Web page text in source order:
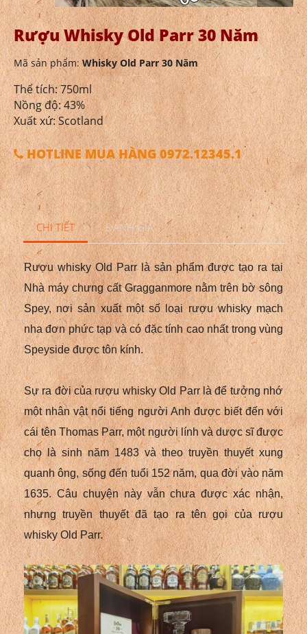
Rượu Whisky Old Parr 30 Năm
Mã sản phẩm:Whisky Old Parr 30 Năm
Thể tích: 750ml
Nồng độ: 43%
Xuất xứ: Scotland
HOTLINE MUA HÀNG 0972.12345.1
CHI TIẾT ĐÁNH GIÁ
Rượu whisky Old Parr là sản phẩm được tạo ra tại
Nhà máy chưng cất Gragganmore nằm trên bờ sông
Spey, nơi sản xuất một số loại rượu whisky mạch
nha đơn phức tạp và có đặc tính cao nhất trong vùng
Speyside được tôn kính.
Sự ra đời của rượu whisky Old Parr là để tưởng nhớ
một nhân vật nổi tiếng người Anh được biết đến với
cái tên Thomas Parr, một người lính và dược sĩ được
cho là sinh năm 1483 và theo truyền thuyết xung
quanh ông, sống đến tuổi 152 năm, qua đời vào năm
1635. Câu chuyện này vẫn chưa được xác nhận,
nhưng truyền thuyết đã tạo ra tên gọi của rượu
whisky Old Parr.